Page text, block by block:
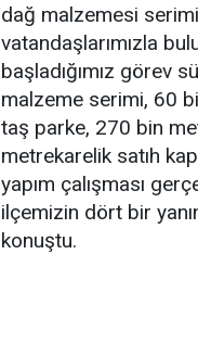
dağ malzemesi
vatandaşlarımızla
başladığımız görev
malzeme serimi, 60
taş parke, 270 bin
metrekarelik satıh
yapım çalışması
ilçemizin dört bir
konuştu.